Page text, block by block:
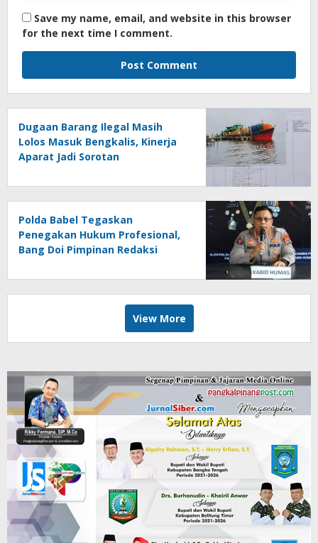
Save my name, email, and website in this browser
for the next time I comment.
Dugaan Barang Ilegal Masih
Lolos Masuk Bengkalis, Kinerja
Aparat Jadi Sorotan
Polda Babel Tegaskan
Penegakan Hukum Profesional,
Bang Doi Pimpinan Redaksi
Dua Kali Tak Hadiri Panggilan
View More